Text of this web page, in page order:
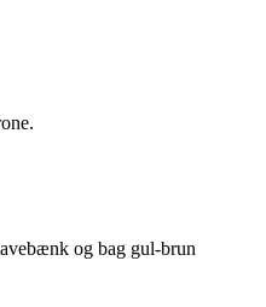
og bag gul-brun